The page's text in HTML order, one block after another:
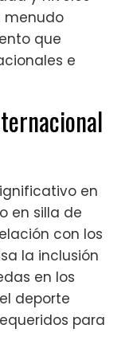
menudo
que
e
en
en silla de
con los
la inclusión
en los
deporte
para